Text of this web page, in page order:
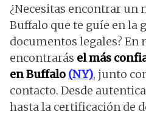
¿Necesitas encontrar un
Buffalo que te guíe en la
documentos legales? En
encontrarás el más
en Buffalo (NY), junto
contacto. Desde
hasta la certificación de